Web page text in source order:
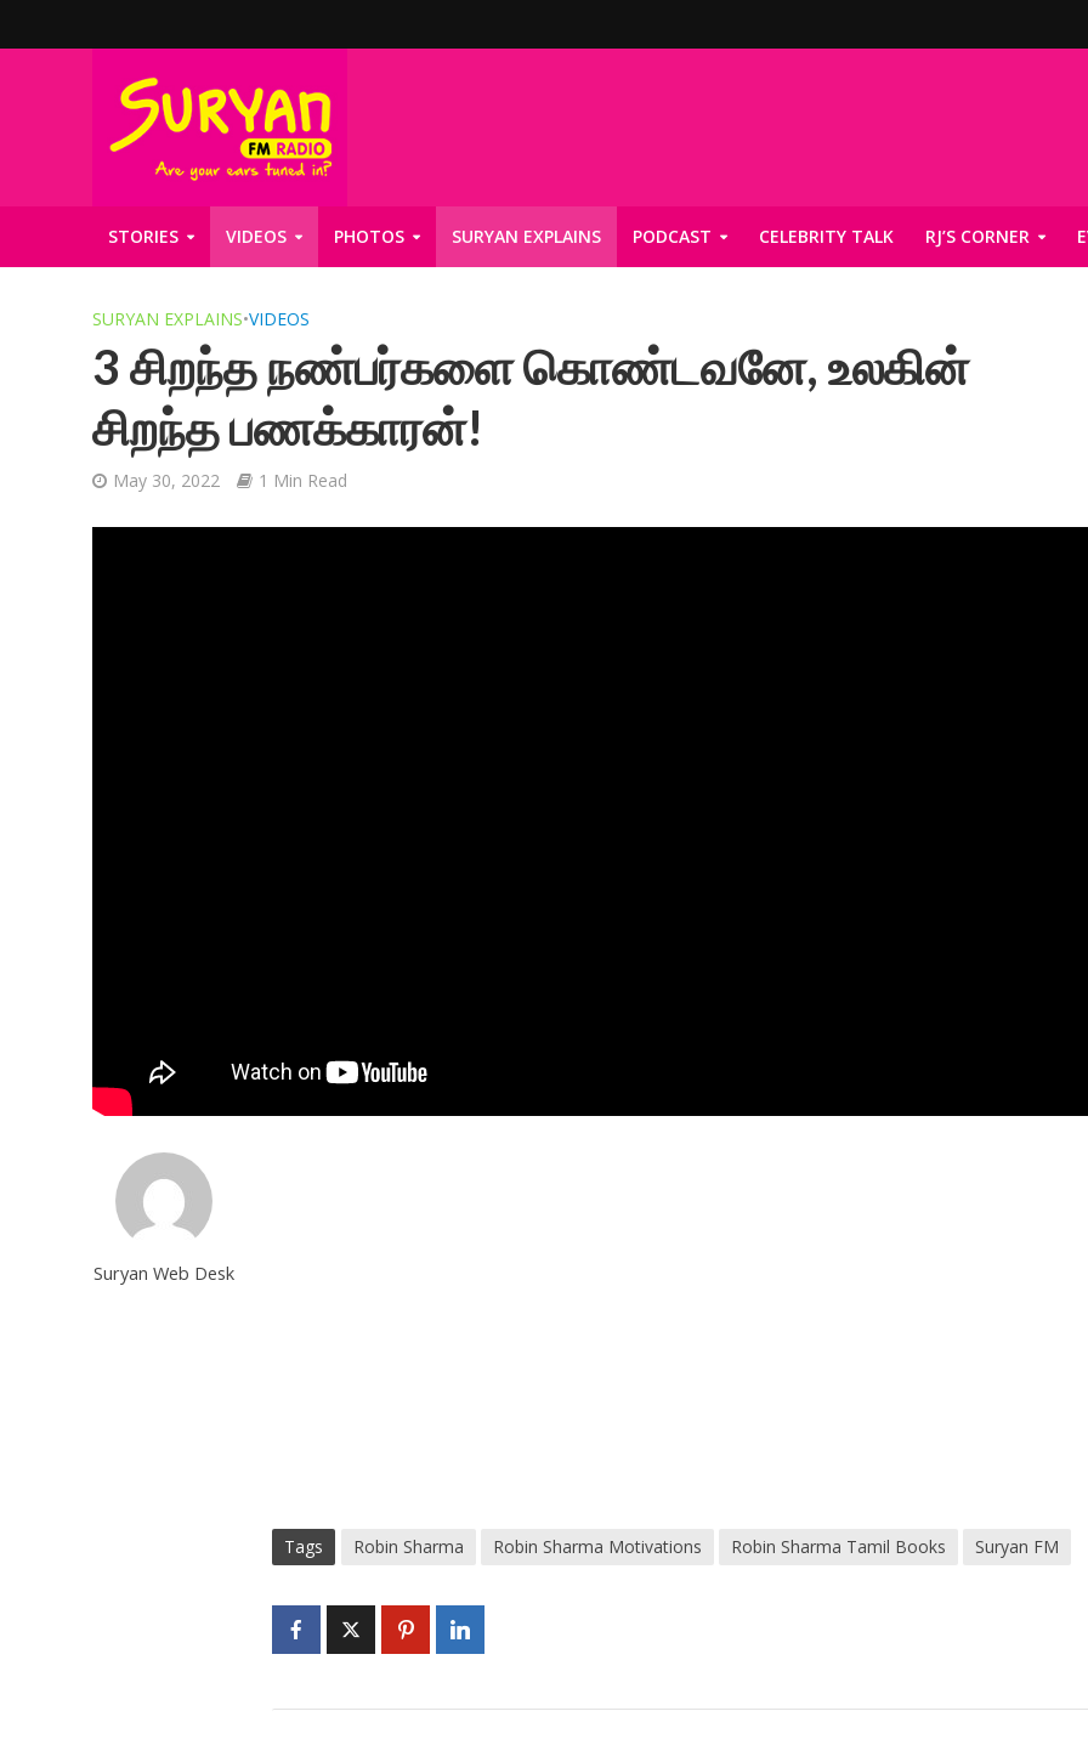
STORIES VIDEOS PHOTOS SURYAN EXPLAINS PODCAST CELEBRITY TALK RJ’S CORNER
SURYAN EXPLAINS•VIDEOS
3 சிறந்த நண்பர்களை கொண்டவனே, உலகின்
சிறந்த பணக்காரன்!
May 30, 2022 1 Min Read
Suryan Web Desk
Tags Robin Sharma Robin Sharma Motivations Robin Sharma Tamil Books Suryan FM